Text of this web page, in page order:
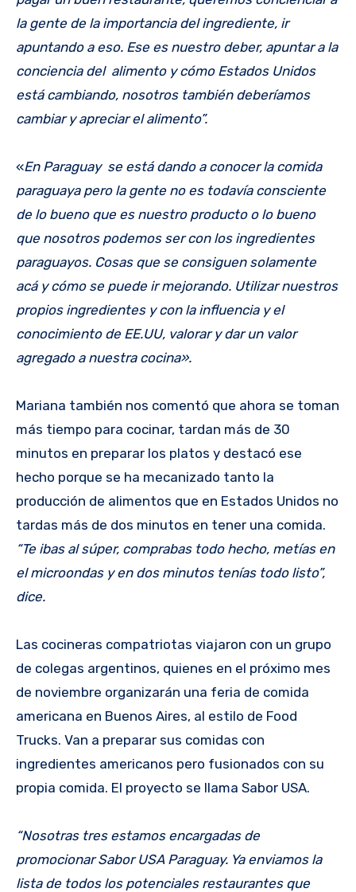
la gente de la importancia del ingrediente, ir
apuntando a eso. Ese es nuestro deber, apuntar a la
conciencia del alimento y cómo Estados Unidos
está cambiando, nosotros también deberíamos
cambiar y apreciar el alimento”.
«En Paraguay se está dando a conocer la comida
paraguaya pero la gente no es todavía consciente
de lo bueno que es nuestro producto o lo bueno
que nosotros podemos ser con los ingredientes
paraguayos. Cosas que se consiguen solamente
acá y cómo se puede ir mejorando. Utilizar nuestros
propios ingredientes y con la influencia y el
conocimiento de EE.UU, valorar y dar un valor
agregado a nuestra cocina».
Mariana también nos comentó que ahora se toman
más tiempo para cocinar, tardan más de 30
minutos en preparar los platos y destacó ese
hecho porque se ha mecanizado tanto la
producción de alimentos que en Estados Unidos no
tardas más de dos minutos en tener una comida.
“Te ibas al súper, comprabas todo hecho, metías en
el microondas y en dos minutos tenías todo listo”,
dice.
Las cocineras compatriotas viajaron con un grupo
de colegas argentinos, quienes en el próximo mes
de noviembre organizarán una feria de comida
americana en Buenos Aires, al estilo de Food
Trucks. Van a preparar sus comidas con
ingredientes americanos pero fusionados con su
propia comida. El proyecto se llama Sabor USA.
“Nosotras tres estamos encargadas de
promocionar Sabor USA Paraguay. Ya enviamos la
lista de todos los potenciales restaurantes que